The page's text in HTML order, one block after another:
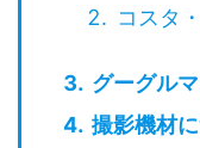
コスタ
グーグル
撮影機材